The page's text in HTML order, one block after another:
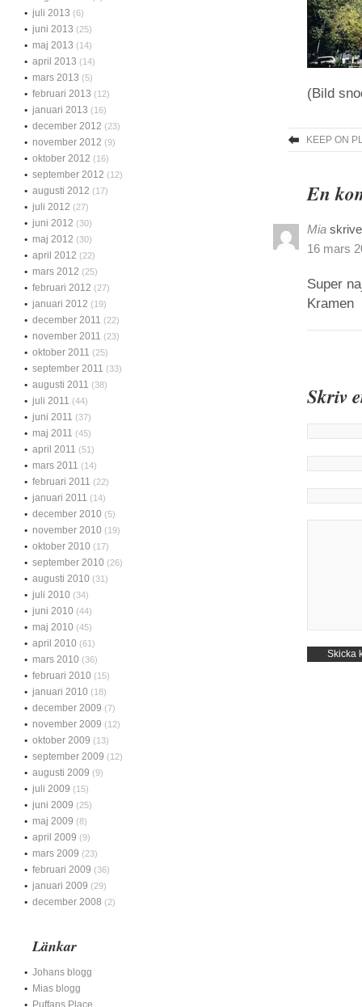
(Bild
KEEP ON
En
Mia
16 mars
Super
Kramen
Skriv
juli 2013 (6)
juni 2013 (25)
maj 2013 (14)
april 2013 (14)
mars 2013 (5)
februari 2013 (12)
januari 2013 (16)
december 2012 (23)
november 2012 (9)
oktober 2012 (16)
september 2012 (12)
augusti 2012 (17)
juli 2012 (27)
juni 2012 (30)
maj 2012 (30)
april 2012 (22)
mars 2012 (25)
februari 2012 (27)
januari 2012 (19)
december 2011 (22)
november 2011 (23)
oktober 2011 (25)
september 2011 (33)
augusti 2011 (38)
juli 2011 (44)
juni 2011 (37)
maj 2011 (45)
april 2011 (51)
mars 2011 (14)
februari 2011 (22)
januari 2011 (14)
december 2010 (5)
november 2010 (19)
oktober 2010 (17)
september 2010 (26)
augusti 2010 (31)
juli 2010 (34)
juni 2010 (44)
maj 2010 (45)
april 2010 (61)
mars 2010 (36)
februari 2010 (15)
januari 2010 (18)
december 2009 (7)
november 2009 (12)
oktober 2009 (13)
september 2009 (12)
augusti 2009 (9)
juli 2009 (15)
juni 2009 (25)
maj 2009 (8)
april 2009 (9)
mars 2009 (23)
februari 2009 (36)
januari 2009 (29)
december 2008 (2)
Länkar
Johans blogg
Mias blogg
Puffans Place